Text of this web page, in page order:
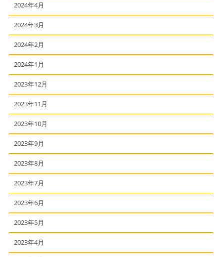
2024年4月
2024年3月
2024年2月
2024年1月
2023年12月
2023年11月
2023年10月
2023年9月
2023年8月
2023年7月
2023年6月
2023年5月
2023年4月